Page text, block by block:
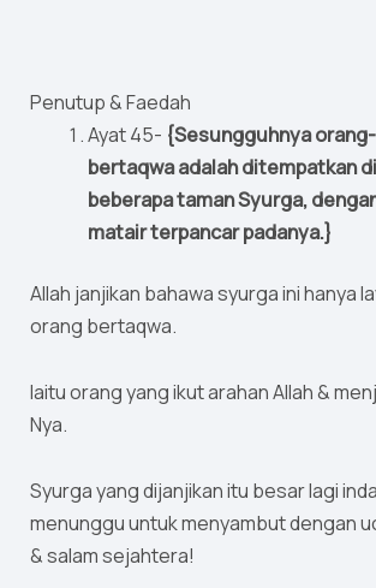
Penutup & Faedah
Ayat 45- {Sesungguhnya
bertaqwa adalah ditempatkan
beberapa taman Syurga,
matair terpancar padanya.}
Allah janjikan bahawa syurga ini hanya
orang bertaqwa.
Iaitu orang yang ikut arahan Allah &
Nya.
Syurga yang dijanjikan itu besar lagi
menunggu untuk menyambut dengan
& salam sejahtera!